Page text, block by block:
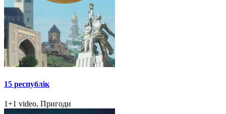
15 республік
1+1 video, Пригоди